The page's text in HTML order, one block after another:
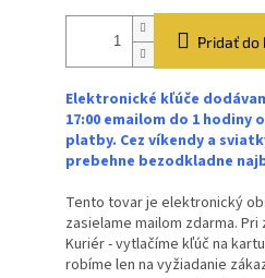
Pridať do
Elektronické kľúče
17:00 emailom do 1
platby. Cez víkendy a
prebehne bezodkladne
Tento tovar je elektronický
zasielame mailom zdarma.
Kuriér - vytlačíme kľúč na
robíme len na vyžiadanie